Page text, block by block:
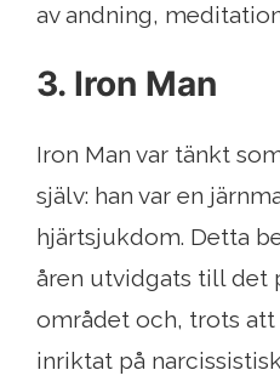
av andning,
3. Iron Man
Iron Man var tänkt
själv: han var en
hjärtsjukdom. Detta
åren utvidgats till det
området och, trots
inriktat på narcissistisk